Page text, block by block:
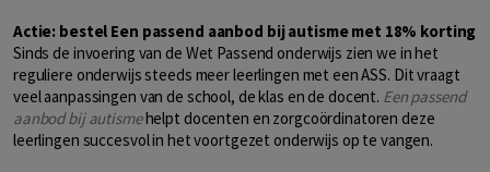
Actie: bestel Een passend aanbod bij autisme met 18% korting
Sinds de invoering van de Wet Passend onderwijs zien we in het
reguliere onderwijs steeds meer leerlingen met een ASS. Dit vraagt
veel aanpassingen van de school, de klas en de docent. Een passend
aanbod bij autismehelpt docenten en zorgcoördinatoren deze
leerlingen succesvol in het voortgezet onderwijs op te vangen.